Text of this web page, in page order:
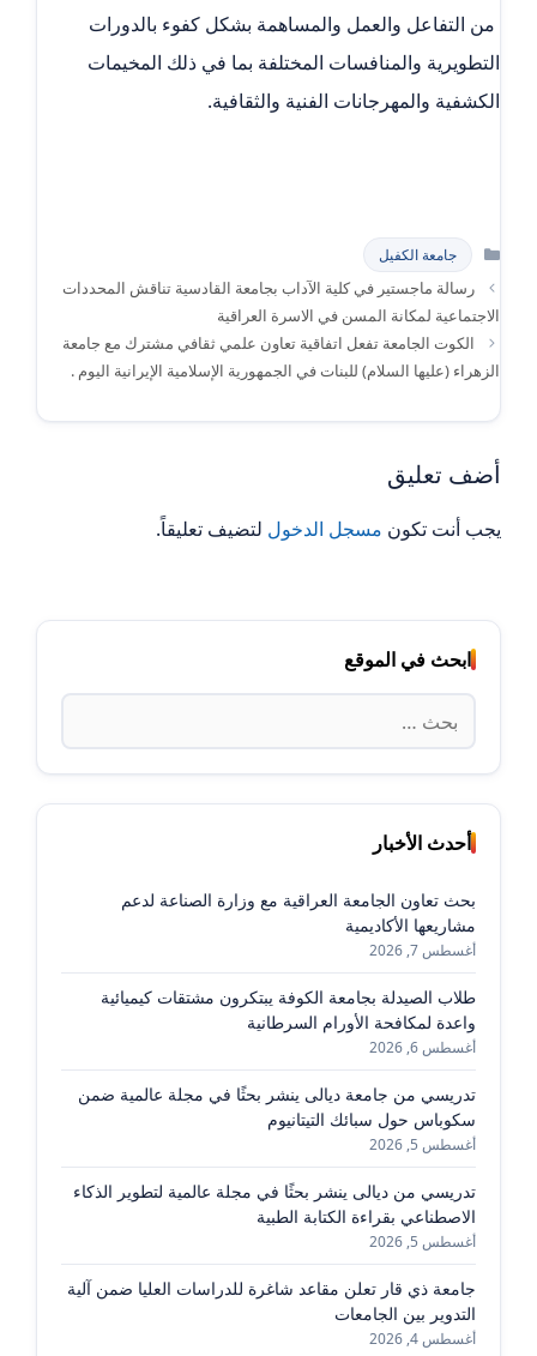
من التفاعل والعمل والمساهمة بشكل كفوء بالدورات
التطويرية والمنافسات المختلفة بما في ذلك المخيمات
الكشفية والمهرجانات الفنية والثقافية.
التصنيفات
جامعة الكفيل
رسالة ماجستير في كلية الآداب بجامعة القادسية تناقش المحددات
الاجتماعية لمكانة المسن في الاسرة العراقية
الكوت الجامعة تفعل اتفاقية تعاون علمي ثقافي مشترك مع جامعة
الزهراء (عليها السلام) للبنات في الجمهورية الإسلامية الإيرانية اليوم .
أضف تعليق
يجب أنت تكون مسجل الدخول لتضيف تعليقاً.
ابحث في الموقع
البحث
عن:
أحدث الأخبار
بحث تعاون الجامعة العراقية مع وزارة الصناعة لدعم
مشاريعها الأكاديمية
أغسطس 7, 2026
طلاب الصيدلة بجامعة الكوفة يبتكرون مشتقات كيميائية
واعدة لمكافحة الأورام السرطانية
أغسطس 6, 2026
تدريسي من جامعة ديالى ينشر بحثًا في مجلة عالمية ضمن
سكوباس حول سبائك التيتانيوم
أغسطس 5, 2026
تدريسي من ديالى ينشر بحثًا في مجلة عالمية لتطوير الذكاء
الاصطناعي بقراءة الكتابة الطبية
أغسطس 5, 2026
جامعة ذي قار تعلن مقاعد شاغرة للدراسات العليا ضمن آلية
التدوير بين الجامعات
أغسطس 4, 2026